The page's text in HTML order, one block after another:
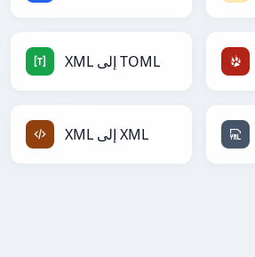
XML إلى TOML
XML إلى XML